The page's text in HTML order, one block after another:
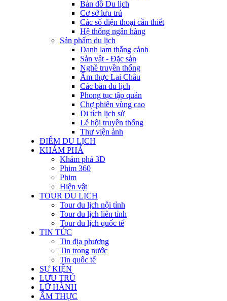
Bản đồ Du lịch
Cơ sở lưu trú
Các số điện thoại cần thiết
Hệ thống ngân hàng
Sản phẩm du lịch
Danh lam thắng cảnh
Sản vật - Đặc sản
Nghề truyền thống
Ẩm thực Lai Châu
Các bản du lịch
Phong tục tập quán
Chợ phiên vùng cao
Di tích lịch sử
Lễ hội truyền thống
Thư viện ảnh
ĐIỂM DU LỊCH
KHÁM PHÁ
Khám phá 3D
Phim 360
Phim
Hiện vật
TOUR DU LỊCH
Tour du lịch nội tỉnh
Tour du lịch liên tỉnh
Tour du lịch quốc tế
TIN TỨC
Tin địa phương
Tin trong nước
Tin quốc tế
SỰ KIỆN
LƯU TRÚ
LỮ HÀNH
ẨM THỰC